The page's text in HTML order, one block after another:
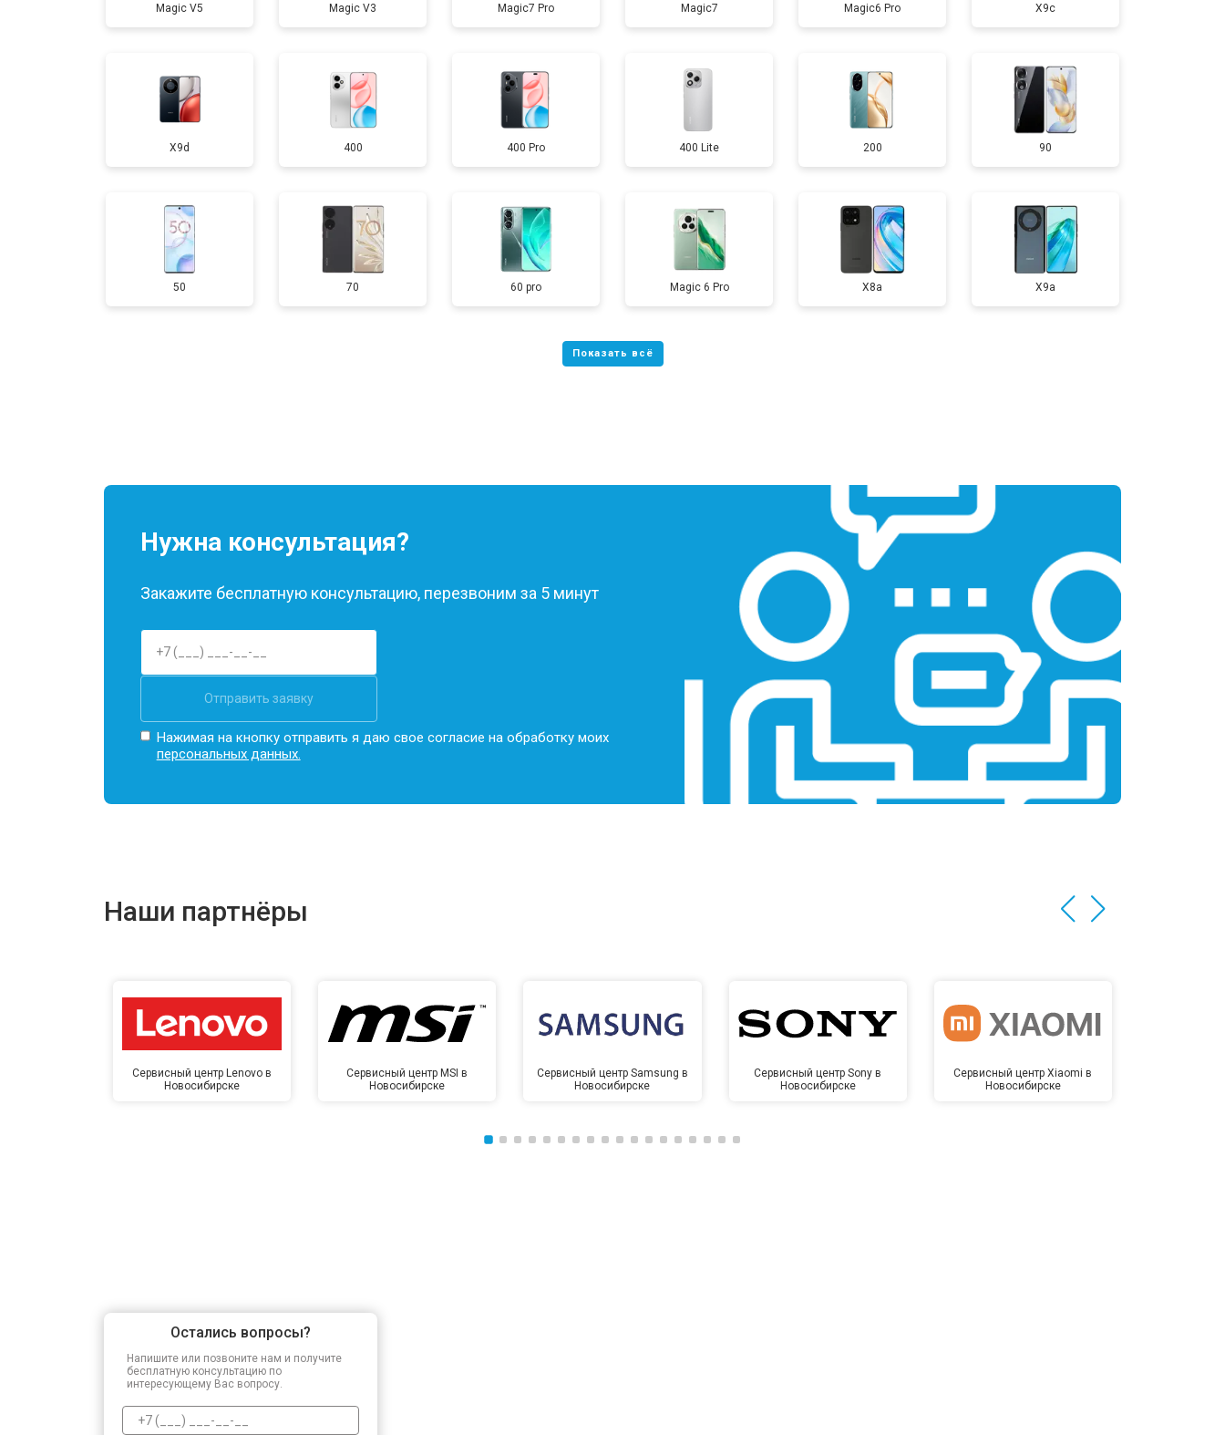
Magic V5 Magic V3 Magic7 Pro Magic7 Magic6 Pro X9c
X9d 400 400 Pro 400 Lite 200 90
50 70 60 pro Magic 6 Pro X8a X9a
Нужна консультация?
Закажите бесплатную консультацию, перезвоним за 5 минут
Отправить заявку
Нажимая на кнопку отправить я даю свое согласие на обработку моих
персональных данных.
Наши партнёры
Сервисный центр Lenovo в
Новосибирске
Сервисный центр MSI в
Новосибирске
Сервисный центр Samsung в
Новосибирске
Сервисный центр Sony в
Новосибирске
Сервисный центр Xiaomi в
Новосибирске
Остались вопросы?
Напишите или позвоните нам и получите
бесплатную консультацию по
интересующему Вас вопросу.